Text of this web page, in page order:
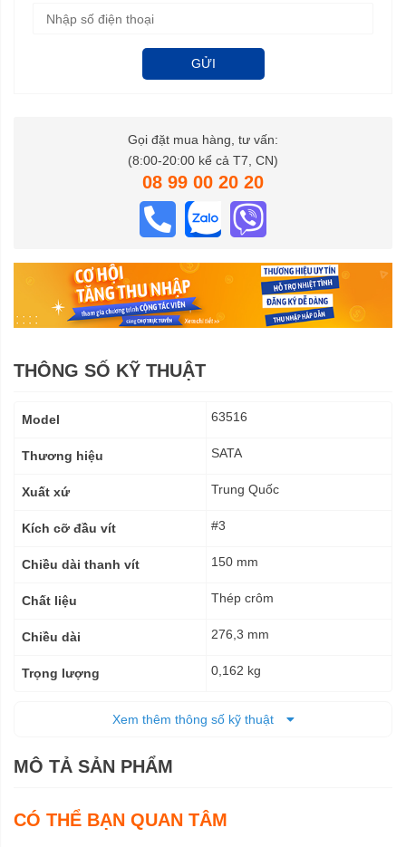
GỬI
Gọi đặt mua hàng, tư vấn:
(8:00-20:00 kể cả T7, CN)
08 99 00 20 20
THÔNG SỐ KỸ THUẬT
kỹ
Model 63516
Thương hiệu SATA
Xuất xứ Trung Quốc
Kích cỡ đầu vít #3
Chiều dài thanh vít 150 mm
Chất liệu Thép crôm
Chiều dài 276,3 mm
Trọng lượng 0,162 kg
Xem thêm thông số kỹ thuật
MÔ TẢ SẢN PHẨM
CÓ THỂ BẠN QUAN TÂM